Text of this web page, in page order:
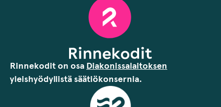
Rinnekodit on osa Diakonissalaitoksen
yleishyödyllistä säätiökonsernia.